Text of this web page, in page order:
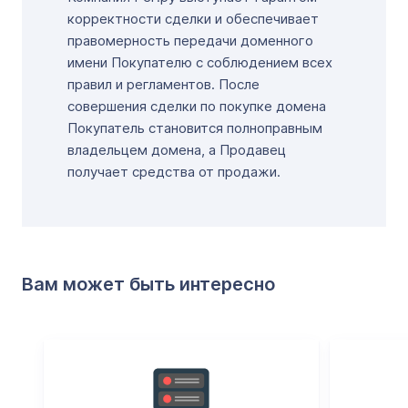
корректности сделки и обеспечивает
правомерность передачи доменного
имени Покупателю с соблюдением всех
правил и регламентов. После
совершения сделки по покупке домена
Покупатель становится полноправным
владельцем домена, а Продавец
получает средства от продажи.
Вам может быть интересно